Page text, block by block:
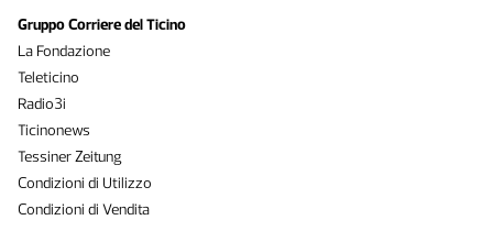
Gruppo Corriere del Ticino
La Fondazione
Teleticino
Radio3i
Ticinonews
Tessiner Zeitung
Condizioni di Utilizzo
Condizioni di Vendita